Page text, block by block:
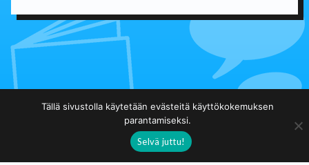
Takaisin päälistalle
Taidekuja.fi
Tällä sivustolla käytetään evästeitä käyttökokemuksen
parantamiseksi.
Selvä juttu!